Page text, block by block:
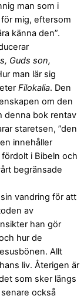
man som i
mig, eftersom
känna den”.
Guds son,
man lär sig
Filokalia. Den
om den
denna bok rentav
staretsen, ”den
innehåller
i Bibeln och
begränsade
vandring för att
av
han gör
hur de
Allt
liv. Återigen är
som sker längs
också